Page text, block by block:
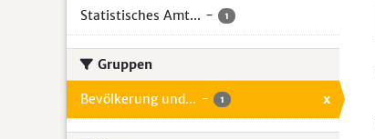
Statistisches Amt... - 1
Gruppen
Bevölkerung und... - 1 x